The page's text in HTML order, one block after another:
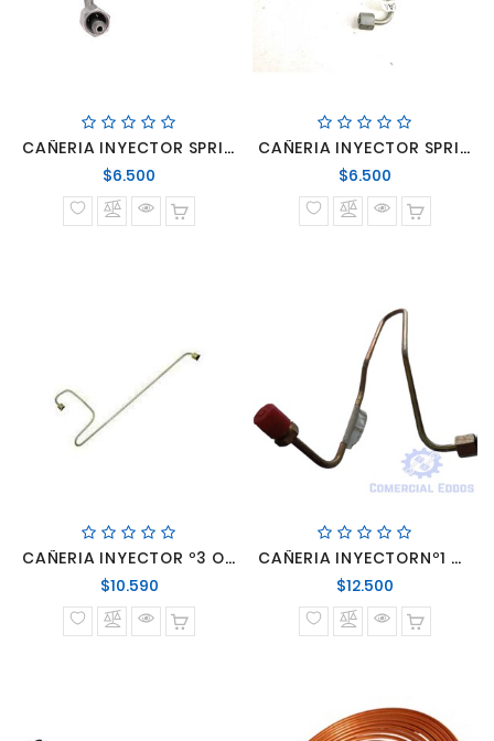
CAÑERIA INYECTOR SPRINTER 515 Nº1/2
$6.500
normal
CAÑERIA INYECTOR SPRINTER 515 Nº3/4
$6.500
normal
CAÑERIA INYECTOR º3 OM 447 449
$10.590Precio
normal
CAÑERIA INYECTORNº1 OM366 ECOLOGICO
$12.500
normal